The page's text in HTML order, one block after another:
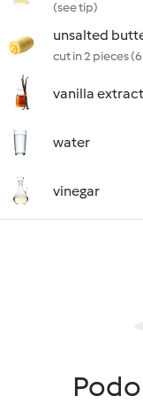
(see tip)
unsalted
cut in 2 pieces
vanilla
water
vinegar